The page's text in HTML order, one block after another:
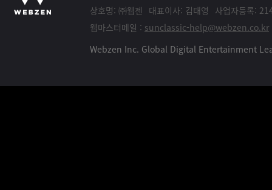
상호명: ㈜웹젠 대표이사: 김태영
사업자등록:
웹마스터메일 : sunclassic-help@webzen.co.kr
Webzen Inc. Global Digital Entertainment